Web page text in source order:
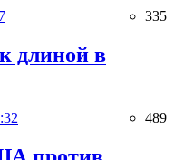
335
длиной в
489